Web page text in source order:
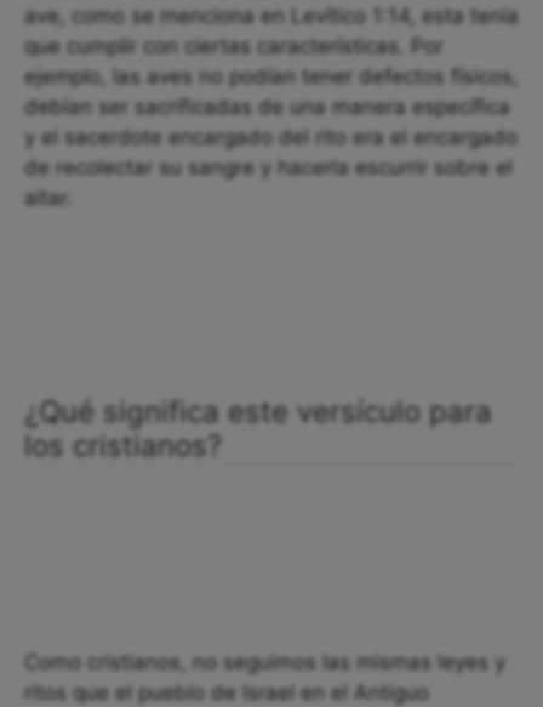
ave, como se menciona en Levítico 1:14, esta tenía
que cumplir con ciertas características. Por
ejemplo, las aves no podían tener defectos físicos,
debían ser sacrificadas de una manera específica
y el sacerdote encargado del rito era el encargado
de recolectar su sangre y hacerla escurrir sobre el
altar.
¿Qué significa este versículo para
los cristianos?
Como cristianos, no seguimos las mismas leyes y
ritos que el pueblo de Israel en el Antiguo